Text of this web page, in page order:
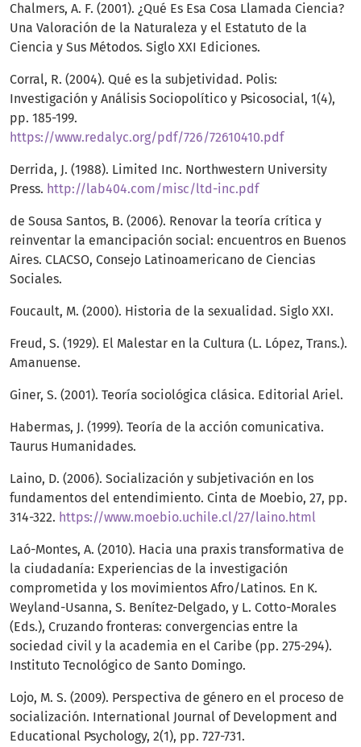
Chalmers, A. F. (2001). ¿Qué Es Esa Cosa Llamada Ciencia?
Una Valoración de la Naturaleza y el Estatuto de la
Ciencia y Sus Métodos. Siglo XXI Ediciones.
Corral, R. (2004). Qué es la subjetividad. Polis:
Investigación y Análisis Sociopolítico y Psicosocial, 1(4),
pp. 185-199.
https://www.redalyc.org/pdf/726/72610410.pdf
Derrida, J. (1988). Limited Inc. Northwestern University
Press. http://lab404.com/misc/ltd-inc.pdf
de Sousa Santos, B. (2006). Renovar la teoría crítica y
reinventar la emancipación social: encuentros en Buenos
Aires. CLACSO, Consejo Latinoamericano de Ciencias
Sociales.
Foucault, M. (2000). Historia de la sexualidad. Siglo XXI.
Freud, S. (1929). El Malestar en la Cultura (L. López, Trans.).
Amanuense.
Giner, S. (2001). Teoría sociológica clásica. Editorial Ariel.
Habermas, J. (1999). Teoría de la acción comunicativa.
Taurus Humanidades.
Laino, D. (2006). Socialización y subjetivación en los
fundamentos del entendimiento. Cinta de Moebio, 27, pp.
314-322. https://www.moebio.uchile.cl/27/laino.html
Laó-Montes, A. (2010). Hacia una praxis transformativa de
la ciudadanía: Experiencias de la investigación
comprometida y los movimientos Afro/Latinos. En K.
Weyland-Usanna, S. Benítez-Delgado, y L. Cotto-Morales
(Eds.), Cruzando fronteras: convergencias entre la
sociedad civil y la academia en el Caribe (pp. 275-294).
Instituto Tecnológico de Santo Domingo.
Lojo, M. S. (2009). Perspectiva de género en el proceso de
socialización. International Journal of Development and
Educational Psychology, 2(1), pp. 727-731.